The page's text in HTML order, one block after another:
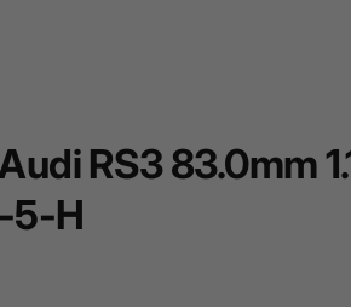
RS3 83.0mm
5-H